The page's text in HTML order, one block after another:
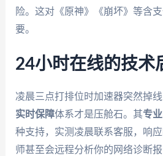
险。这对《原神》《崩坏》等含
要。
24小时在线的技术
凌晨三点打排位时加速器突然掉
实时保障体系才是压舱石。其专
种支持，实测凌晨联系客服，响
师甚至会远程分析你的网络诊断